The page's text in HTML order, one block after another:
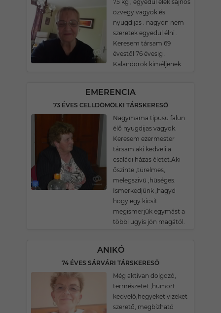
75 kg , egyedül élek sajnos
özvegy vagyok és
nyugdijas . nagyon nem
szeretek egyedül élni .
Keresem társam 69
évestől 76 évesig .
Kalandorok kiméljenek .
EMERENCIA
73 ÉVES CELLDÖMÖLKI TÁRSKERESŐ
Nagymama tipusu falun
élő nyugdijas vagyok.
Keresem ezermester
társam aki kedveli a
családi házas életet.Aki
őszinte ,türelmes,
melegszivü ,hüséges.
Ismerkedjünk ,hagyd
hogy egy kicsit
megismerjük egymást a
többi ugyis jön magától.
ANIKÓ
74 ÉVES SÁRVÁRI TÁRSKERESŐ
Még aktívan dolgozó,
természetet ,humort
kedvelő,hegyeket vizeket
szerető, megbízható